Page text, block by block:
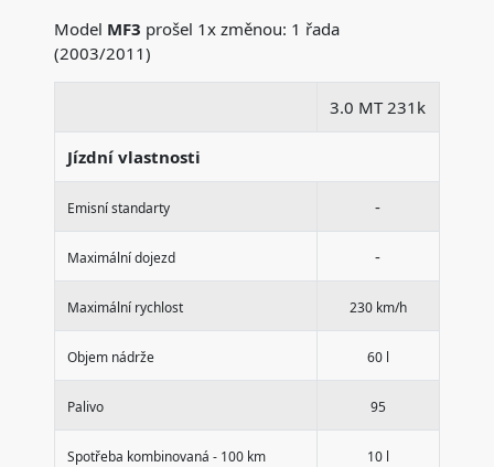
Model MF3 prošel 1x změnou: 1 řada
(2003/2011)
3.0 MT 231k
Jízdní vlastnosti
Emisní standarty -
Maximální dojezd -
Maximální rychlost 230 km/h
Objem nádrže 60 l
Palivo 95
Spotřeba kombinovaná - 100 km 10 l